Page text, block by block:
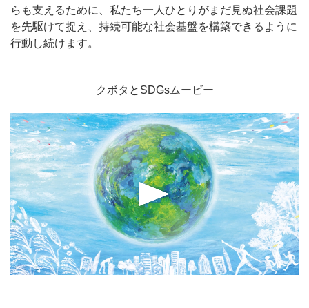
らも支えるために、私たち一人ひとりがまだ見ぬ社会課題
を先駆けて捉え、持続可能な社会基盤を構築できるように
行動し続けます。
クボタとSDGsムービー